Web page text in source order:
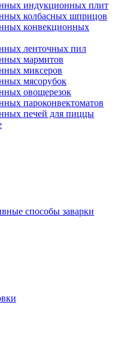
индукционных плит
колбасных шприцов
конвекционных
ленточных пил
мармитов
миксеров
мясорубок
овощерезок
пароконвектоматов
печей для пиццы
способы заварки